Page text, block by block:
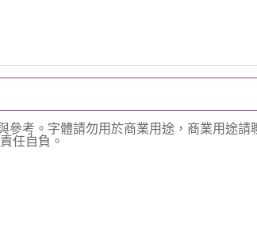
考。字體請勿用於商業用途，商業用途請
任自負。